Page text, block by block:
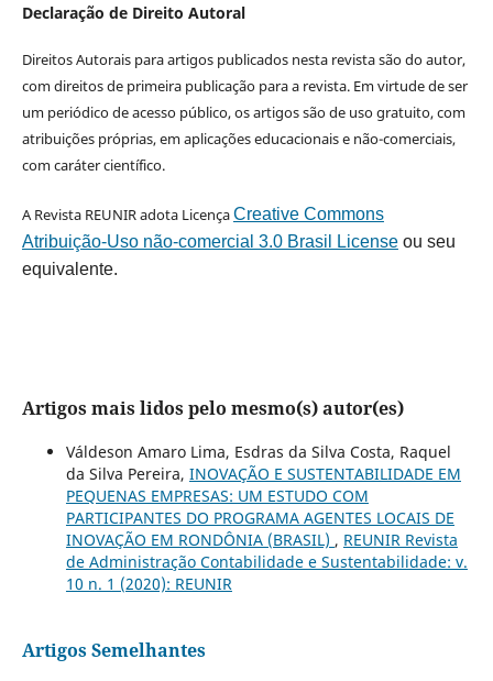
Declaração de Direito Autoral
Direitos Autorais para artigos publicados nesta revista são do autor,
com direitos de primeira publicação para a revista. Em virtude de ser
um periódico de acesso público, os artigos são de uso gratuito, com
atribuições próprias, em aplicações educacionais e não-comerciais,
com caráter científico.
A Revista REUNIR adota LicençaCreative Commons
Atribuição-Uso não-comercial 3.0 Brasil Licenseou seu
equivalente.
Artigos mais lidos pelo mesmo(s) autor(es)
Váldeson Amaro Lima, Esdras da Silva Costa, Raquel
da Silva Pereira, INOVAÇÃO E SUSTENTABILIDADE EM
PEQUENAS EMPRESAS: UM ESTUDO COM
PARTICIPANTES DO PROGRAMA AGENTES LOCAIS DE
INOVAÇÃO EM RONDÔNIA (BRASIL) , REUNIR Revista
de Administração Contabilidade e Sustentabilidade: v.
10 n. 1 (2020): REUNIR
Artigos Semelhantes